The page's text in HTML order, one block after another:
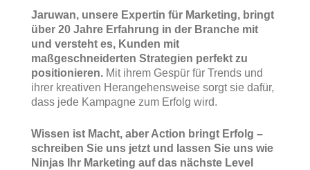
Jaruwan, unsere Expertin für Marketing, bringt
über 20 Jahre Erfahrung in der Branche mit
und versteht es, Kunden mit
maßgeschneiderten Strategien perfekt zu
positionieren. Mit ihrem Gespür für Trends und
ihrer kreativen Herangehensweise sorgt sie dafür,
dass jede Kampagne zum Erfolg wird.
Wissen ist Macht, aber Action bringt Erfolg –
schreiben Sie uns jetzt und lassen Sie uns wie
Ninjas Ihr Marketing auf das nächste Level